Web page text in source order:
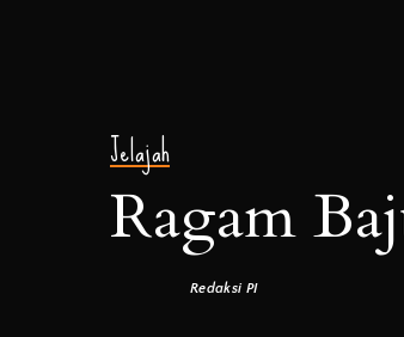
Jelajah
Ragam
Posted
Redaksi PI